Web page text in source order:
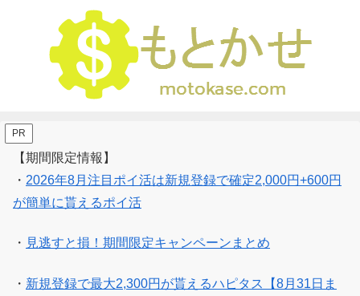
PR
【期間限定情報】
・ 2026年8月注目ポイ活は新規登録で確定2,000円+600円
が簡単に貰えるポイ活
・ 見逃すと損！期間限定キャンペーンまとめ
・ 新規登録で最大2,300円が貰えるハピタス【8月31日ま